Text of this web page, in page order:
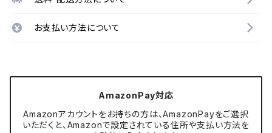
お支払い方法について
AmazonPay対応
Amazonアカウントをお持ちの方は、AmazonPayをご選択
いただくと、Amazonで設定されている住所や支払い方法を